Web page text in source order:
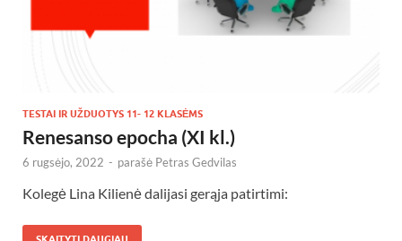
TESTAI IR UŽDUOTYS 11- 12 KLASĖMS
Renesanso epocha (XI kl.)
6 rugsėjo, 2022 - parašė Petras Gedvilas
Kolegė Lina Kilienė dalijasi gerąja patirtimi: